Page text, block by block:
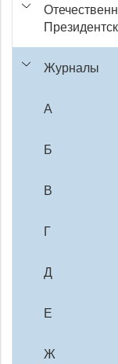
Журналы
А
Б
В
Г
Д
Е
Ж